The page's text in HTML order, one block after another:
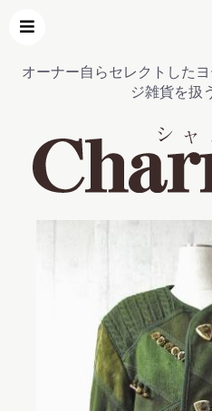
オーナー自らセレクトした
ジ雑貨を扱